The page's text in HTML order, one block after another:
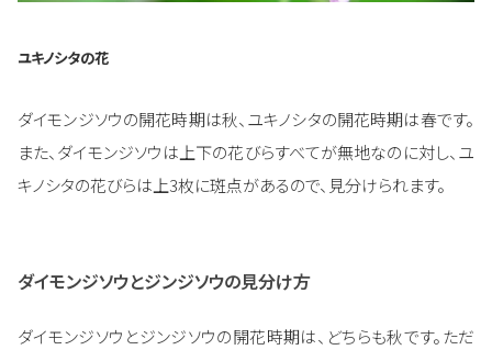
ユキノシタの花
ダイモンジソウの開花時期は秋、ユキノシタの開花時期は春です。
また、ダイモンジソウは上下の花びらすべてが無地なのに対し、ユ
キノシタの花びらは上3枚に斑点があるので、見分けられます。
ダイモンジソウとジンジソウの見分け方
ダイモンジソウとジンジソウの開花時期は、どちらも秋です。ただ